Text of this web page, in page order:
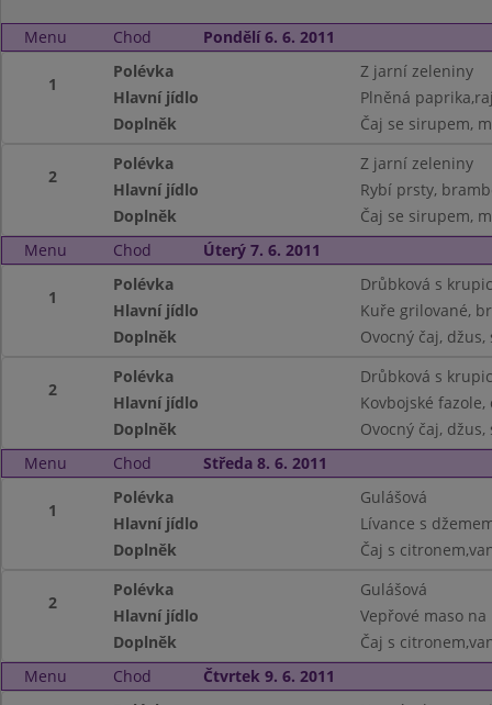
Menu Chod Pondělí 6. 6. 2011
1
Polévka
Z jarní zeleniny
Hlavní jídlo
Plněná
Doplněk
Čaj se sirupem,
2
Polévka
Z jarní zeleniny
Hlavní jídlo
Rybí prsty,
Doplněk
Čaj se sirupem,
Menu
Chod Úterý 7. 6. 2011
1
Polévka
Drůbková s
Hlavní jídlo
Kuře grilované,
Doplněk
Ovocný čaj,
2
Polévka
Drůbková s
Hlavní jídlo
Kovbojské fazole,
Doplněk
Ovocný čaj,
Menu
Chod Středa 8. 6. 2011
1
Polévka
Gulášová
Hlavní jídlo
Lívance s
Doplněk
Čaj s
2
Polévka
Gulášová
Hlavní jídlo
Vepřové maso
Doplněk
Čaj s
Menu
Chod Čtvrtek 9. 6. 2011